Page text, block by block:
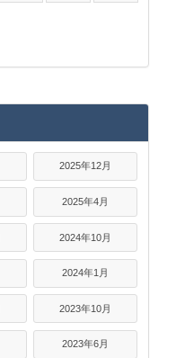
2025年12月
2025年4月
2024年10月
2024年1月
2023年10月
2023年6月